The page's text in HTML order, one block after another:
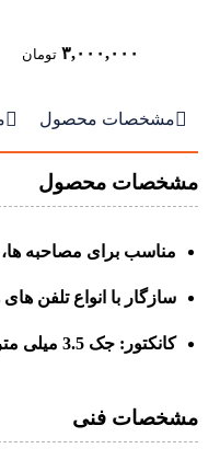
۳,۰۰۰,۰۰۰ تومان
مشخصات محصول 
مشخصات محصول
مناسب برای مصاحبه
سازگار با انواع تلفن
کانکتور: جک 3.5 میلی متری
مشخصات فنی